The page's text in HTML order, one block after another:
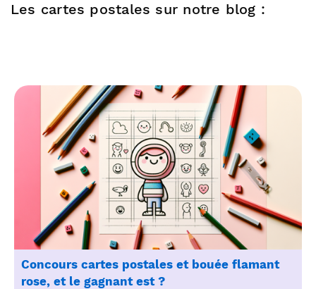
Les cartes postales sur notre blog :
Concours cartes postales et bouée flamant
rose, et le gagnant est ?